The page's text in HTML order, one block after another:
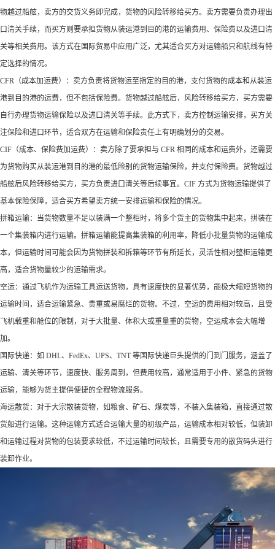
物越过船舷，卖方的交货义务即完成，货物的风险转移给买方。卖方需要负责办理出
口清关手续，而买方则要承担货物从装运港到目的港的运输费用、保险费以及进口清
关等相关费用。该方式在国际贸易中应用广泛，尤其适合买方对运输船只和航线有特
定选择的情况。​
CFR（成本加运费）：卖方负责将货物运至指定的目的港，支付货物的成本和从装运
港到目的港的运费，但不包括保险费。货物越过船舷后，风险转移给买方，买方需要
自行办理货物运输保险以及进口清关等手续。此方式下，卖方控制运输安排，买方关
注保险和进口环节，适合双方在运输和保险责任上有明确划分的交易。​
CIF（成本、保险费加运费）：卖方除了要承担与 CFR 相同的成本和运费外，还需要
为货物购买从装运港到目的港的最低险别的货物运输保险，并支付保险费。货物越过
船舷后风险转移给买方，买方负责进口清关等后续事宜。CIF 方式为货物运输提供了
基本保险保障，适合买方希望卖方统一安排运输和保险的情况。​
拼箱运输：当货物数量不足以装满一个整柜时，将多个货主的货物集中起来，拼装在
一个集装箱内进行运输。拼箱运输能提高集装箱的利用率，降低小批量货物的运输成
本，但运输时间可能会因为货物拼装和拆箱等环节有所延长，灵活性相对整柜运输更
高，适合货物量较少的运输需求。​
空运：通过飞机作为运输工具运送货物，具有速度快的显著优势，能极大缩短货物的
运输时间，适合运输紧急、贵重或易腐烂的货物。不过，空运的费用相对较高，且受
飞机载重和舱位的限制，对于大批量、体积大或重量重的货物，空运成本会大幅增
加。​
国际快递：如 DHL、FedEx、UPS、TNT 等国际快递巨头提供的门到门服务，涵盖了
运输、清关等环节，速度快、服务周到，但费用较高，通常适用于小件、紧急的货物
运输，能够为货主提供便捷的全程物流服务。​
海运散货：对于大宗散装货物，如粮食、矿石、煤炭等，不装入集装箱，直接通过散
货船进行运输。这种运输方式适合运输大量的初级产品，运输成本相对较低，但装卸
和运输过程对货物的包装要求较低，不过运输时间较长，且需要专用的散货码头进行
装卸作业。​